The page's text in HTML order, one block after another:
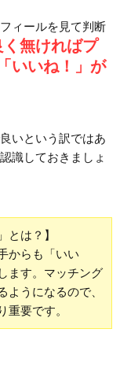
ィールを見て判断
無ければプ
いいね！」が
いという訳ではあ
識しておきましょ
とは？】
からも「いい
ます。マッチング
うになるので、
重要です。